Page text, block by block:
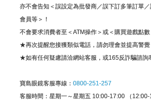
亦不會告知＜誤設定為批發商／誤下訂多筆訂單
會員等＞！
不會要求消費者至＜ATM操作＞或＜購買遊戲點數
★再次提醒您接獲類似電話，請勿理會並提高警覺
★如有任何疑慮請洽網站客服，或165反詐騙諮詢
寶島眼鏡客服專線： 0800-251-257
客服時間：星期一～星期五 10:00-17:00 （12:00-